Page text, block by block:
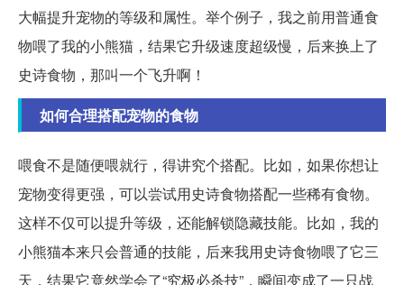
大幅提升宠物的等级和属性。举个例子，我之前用普通食
物喂了我的小熊猫，结果它升级速度超级慢，后来换上了
史诗食物，那叫一个飞升啊！
如何合理搭配宠物的食物
喂食不是随便喂就行，得讲究个搭配。比如，如果你想让
宠物变得更强，可以尝试用史诗食物搭配一些稀有食物。
这样不仅可以提升等级，还能解锁隐藏技能。比如，我的
小熊猫本来只会普通的技能，后来我用史诗食物喂了它三
天，结果它竟然学会了“究极必杀技”，瞬间变成了一只战